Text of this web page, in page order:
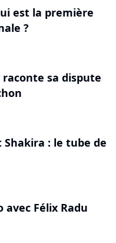
est la première
?
sa dispute
Shakira : le tube de
Félix Radu